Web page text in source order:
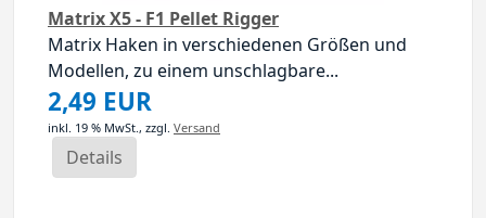
Matrix X5 - F1 Pellet Rigger
Matrix Haken in verschiedenen Größen und
Modellen, zu einem unschlagbare...
2,49 EUR
inkl. 19 % MwSt., zzgl. Versand
Details